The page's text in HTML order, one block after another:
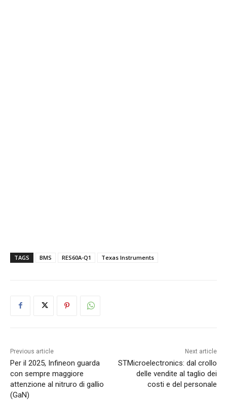
TAGS BMS RES60A-Q1 Texas Instruments
Previous article
Per il 2025, Infineon guarda
con sempre maggiore
attenzione al nitruro di gallio
(GaN)
Next article
STMicroelectronics: dal crollo
delle vendite al taglio dei
costi e del personale